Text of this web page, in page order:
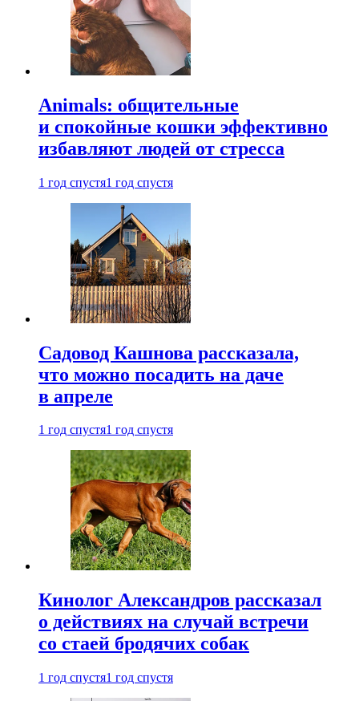
Animals: общительные
и спокойные кошки эффективно
избавляют людей от стресса
1 год спустя1 год спустя
Садовод Кашнова рассказала,
что можно посадить на даче
в апреле
1 год спустя1 год спустя
Кинолог Александров рассказал
о действиях на случай встречи
со стаей бродячих собак
1 год спустя1 год спустя